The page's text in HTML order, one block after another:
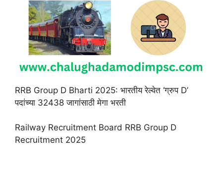
RRB Group D Bharti 2025: भारतीय रेल्वेत ‘ग्रुप D’
पदांच्या 32438 जागांसाठी मेगा भरती
Railway Recruitment Board RRB Group D
Recruitment 2025